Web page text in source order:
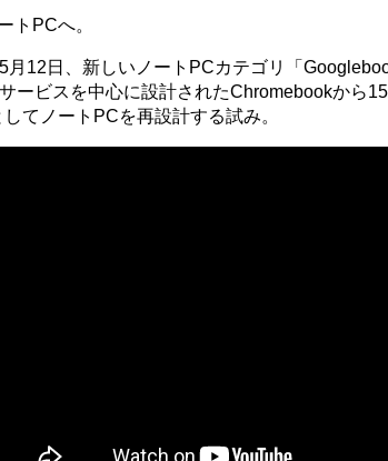
トPCへ。
12日、新しいノートPCカテゴリ「
ービスを中心に設計されたChromebookから
てノートPCを再設計する試み。